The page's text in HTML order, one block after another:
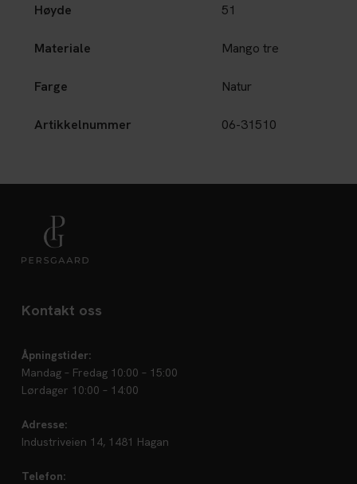
Høyde 51
Materiale Mango tre
Farge Natur
Artikkelnummer 06-31510
Kontakt oss
Åpningstider:
Mandag – Fredag 10:00 – 15:00
Lørdager 10:00 – 14:00
Adresse:
Industriveien 14, 1481 Hagan
Telefon: